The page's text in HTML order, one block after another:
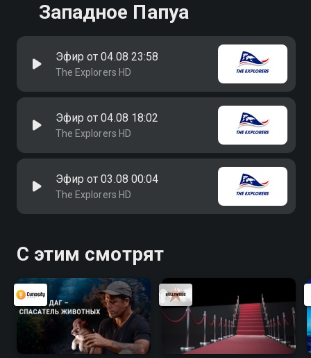
Западное Папуа
Эфир от 04.08 23:58
The Explorers HD
Эфир от 04.08 18:02
The Explorers HD
Эфир от 03.08 00:04
The Explorers HD
С этим смотрят